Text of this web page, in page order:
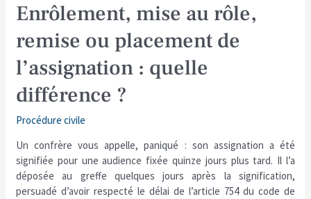
Enrôlement, mise au rôle,
remise ou placement de
l’assignation : quelle
différence ?
Procédure civile
Un confrère vous appelle, paniqué : son assignation a été
signifiée pour une audience fixée quinze jours plus tard. Il l’a
déposée au greffe quelques jours après la signification,
persuadé d’avoir respecté le délai de l’article 754 du code de
Enrôlement,
mise
au
rôle,
remise
placement
de
:
quelle
différence
?